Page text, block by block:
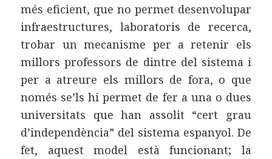
més eficient, que no permet desenvolupar
infraestructures, laboratoris de recerca,
trobar un mecanisme per a retenir els
millors professors de dintre del sistema i
per a atreure els millors de fora, o que
només se’ls hi permet de fer a una o dues
universitats que han assolit “cert grau
d’independència” del sistema espanyol. De
fet, aquest model està funcionant; la